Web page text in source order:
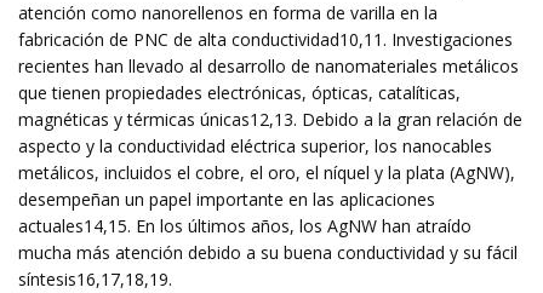
atención como nanorellenos en forma de varilla en la
fabricación de PNC de alta conductividad10,11. Investigaciones
recientes han llevado al desarrollo de nanomateriales metálicos
que tienen propiedades electrónicas, ópticas, catalíticas,
magnéticas y térmicas únicas12,13. Debido a la gran relación de
aspecto y la conductividad eléctrica superior, los nanocables
metálicos, incluidos el cobre, el oro, el níquel y la plata (AgNW),
desempeñan un papel importante en las aplicaciones
actuales14,15. En los últimos años, los AgNW han atraído
mucha más atención debido a su buena conductividad y su fácil
síntesis16,17,18,19.